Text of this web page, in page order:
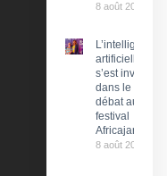
8 août 2026
L’intelligence
artificielle
s’est invitée
dans le
débat au
festival
Africajarc
8 août 2026